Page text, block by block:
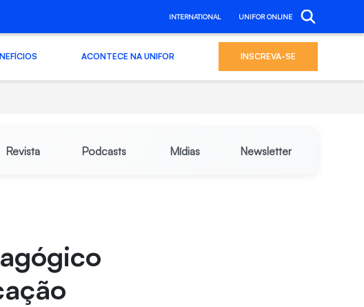
INTERNATIONAL UNIFOR ONLINE
ACONTECE NA UNIFOR INSCREVA-SE
Revista Podcasts Mídias Newsletter